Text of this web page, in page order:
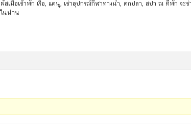
สเมื่อเข้าพัก เรือ, แคนู, เช่าอุปกรณ์กีฬาทางน้ำ, ตกปลา, สปา ณ ที่พัก จ
นน่าน